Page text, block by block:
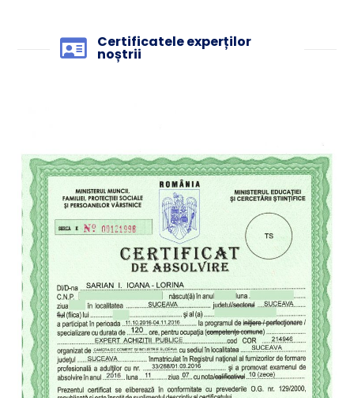
Certificatele experților
noștrii